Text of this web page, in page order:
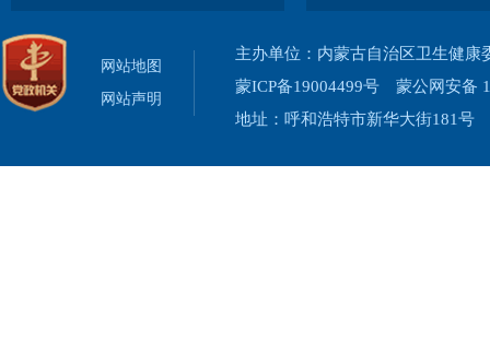
网站地图
网站声明
主办单位：内蒙古自治区卫生健
蒙ICP备19004499号
蒙公网安备
地址：呼和浩特市新华大街181